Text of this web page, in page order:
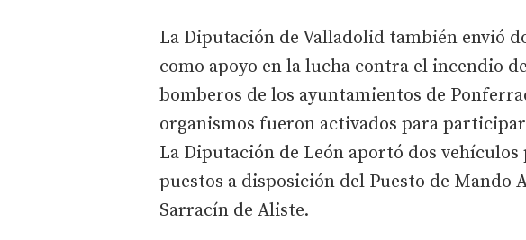
La Diputación de Valladolid también envió
como apoyo en la lucha contra el incendio
bomberos de los ayuntamientos de
organismos fueron activados para
La Diputación de León aportó dos
puestos a disposición del Puesto de Mando
Sarracín de Aliste.